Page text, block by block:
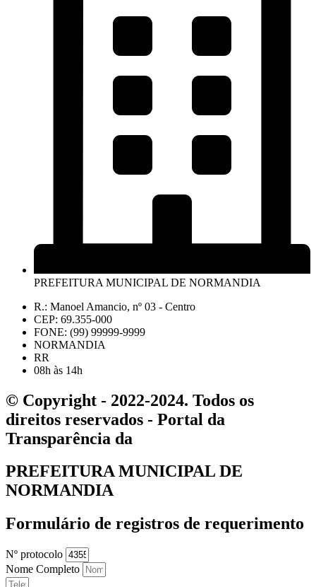
PREFEITURA MUNICIPAL DE NORMANDIA
R.: Manoel Amancio, nº 03 - Centro
CEP: 69.355-000
FONE: (99) 99999-9999
NORMANDIA
RR
08h às 14h
© Copyright - 2022-2024. Todos os
direitos reservados - Portal da
Transparência da
PREFEITURA MUNICIPAL DE
NORMANDIA
Formulário de registros de requerimento
Nº protocolo
Nome Completo